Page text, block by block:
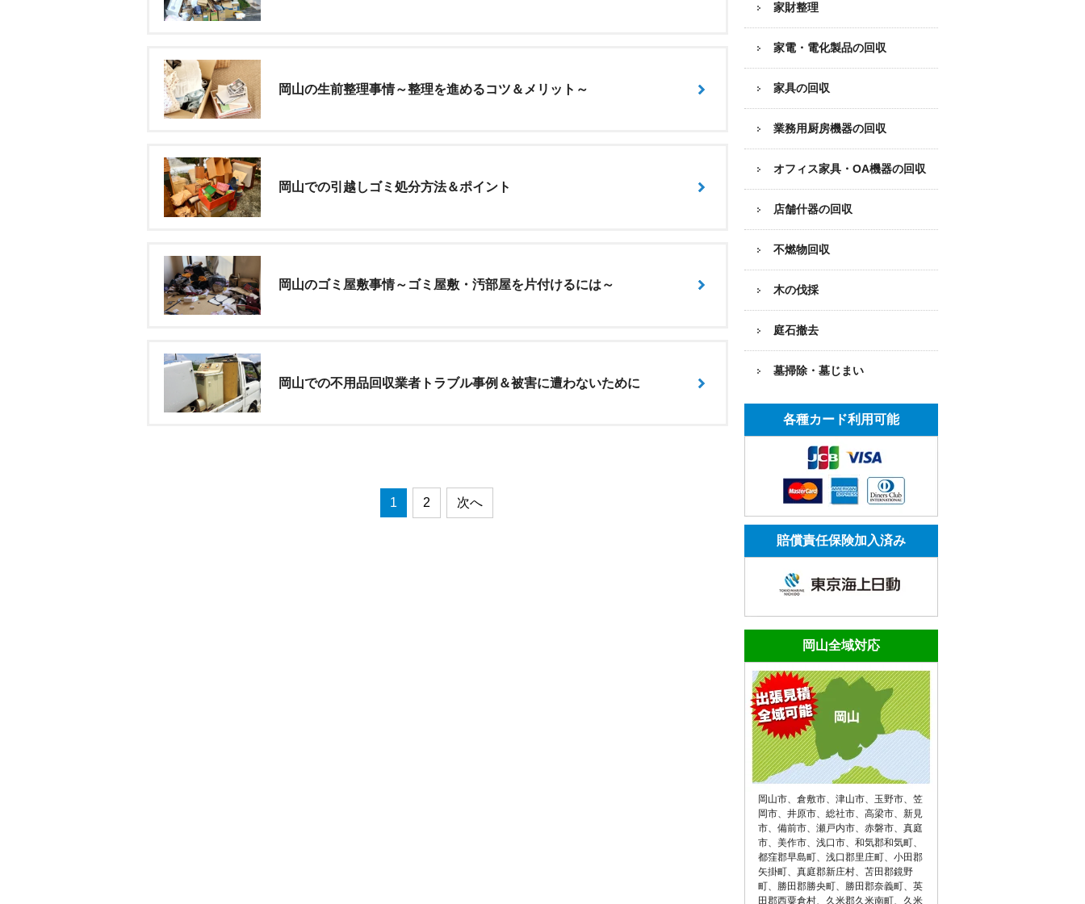
岡山の生前整理事情～整理を進めるコツ＆メリット～
岡山での引越しゴミ処分方法＆ポイント
岡山のゴミ屋敷事情～ゴミ屋敷・汚部屋を片付けるには～
岡山での不用品回収業者トラブル事例＆被害に遭わないために
1 2 次へ
家財整理
家電・電化製品の回収
家具の回収
業務用厨房機器の回収
オフィス家具 ・OA機器の回収
店舗什器の回収
不燃物回収
木の伐採
庭石撤去
墓掃除・墓じまい
各種カード利用可能
賠償責任保険加入済み
岡山全域対応
岡山市、 倉敷市、 津山市、 玉野市、 笠
岡市、 井原市、 総社市、 高梁市、 新見
市、 備前市、 瀬戸内市、 赤磐市、 真庭
市、 美作市、 浅口市、 和気郡和気町、
都窪郡早島町、 浅口郡里庄町、 小田郡
矢掛町、 真庭郡新庄村、 苫田郡鏡野
町、 勝田郡勝央町、 勝田郡奈義町、 英
田郡西粟倉村、 久米郡久米南町、 久米